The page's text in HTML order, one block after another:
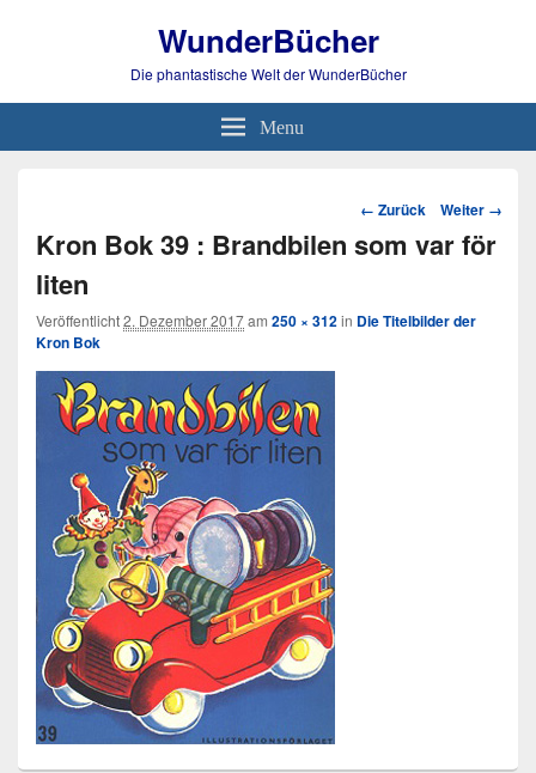
WunderBücher
Die phantastische Welt der WunderBücher
Menu
Bild-
← Zurück Weiter →
Kron Bok 39 : Brandbilen som var för
liten
Veröffentlicht2. Dezember 2017am 250 × 312in Die Titelbilder der
Kron Bok